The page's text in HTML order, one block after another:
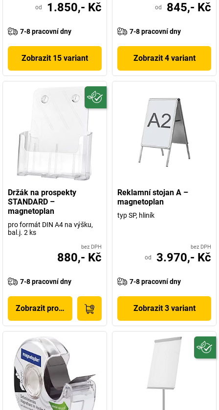
od 1.850,- Kč
7-8 pracovní dny
Zobrazit 15 variant
od 845,- Kč
7-8 pracovní dny
Zobrazit 4 variant
Držák na prospekty
STANDARD –
magnetoplan
pro formát DIN A4 na výšku,
bal.j. 2 ks
bez DPH
880,- Kč
7-8 pracovní dny
Zobrazit produkt
Reklamní stojan A –
magnetoplan
typ SP, hliník
bez DPH
od 3.970,- Kč
7-8 pracovní dny
Zobrazit 3 variant